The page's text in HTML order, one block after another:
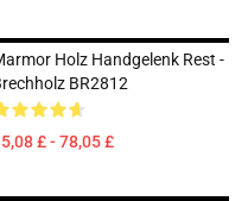
Holz Handgelenk Rest -
BR2812
£ - 78,05 £